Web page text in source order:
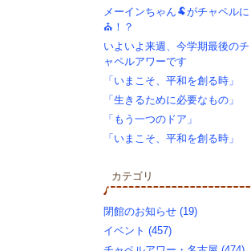
メーインちゃん🐏がチャペルに
⛪！？
いよいよ来週、今学期最後のチ
ャペルアワーです
「いまこそ、平和を創る時」
「生きるために必要なもの」
「もう一つのドア」
「いまこそ、平和を創る時」
カテゴリ
閉館のお知らせ (19)
イベント (457)